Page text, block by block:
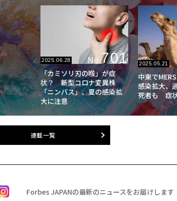
2025.06.28 No.701
「カミソリ刃の喉」が症
状？ 新型コロナ変異株
「ニンバス」、夏の感染拡
大に注意
2025.05.21
中東で
感染拡大、
死者も 症
連載一覧
Forbes JAPANの最新のニュースをお届けします